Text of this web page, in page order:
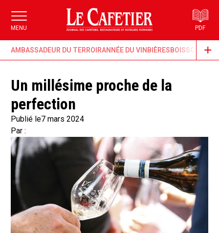
MENU PDF
AMBASSADEUR DU TERROIRANNÉE DU VINBIÈRESBOISSONS &
Un millésime proche de la
perfection
Publié le7 mars 2024
Par :